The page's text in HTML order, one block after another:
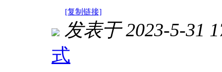
[复制链接]
发表于 2023-5-31
式